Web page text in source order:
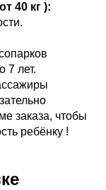
40 кг ):
7 лет.
заказа, чтобы
ребёнку !